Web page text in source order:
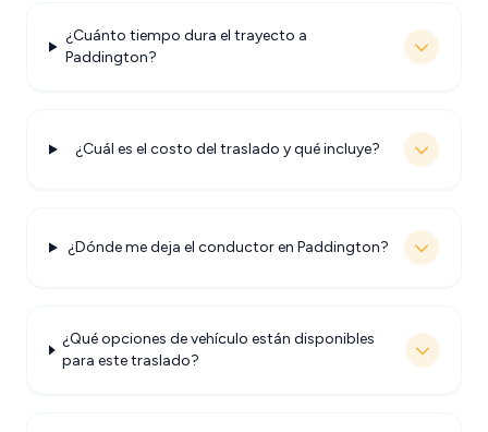
¿Cuánto tiempo dura el trayecto a
Paddington?
¿Cuál es el costo del traslado y qué incluye?
¿Dónde me deja el conductor en Paddington?
¿Qué opciones de vehículo están disponibles
para este traslado?